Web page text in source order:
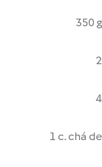
350 g
2
4
1 c. chá de